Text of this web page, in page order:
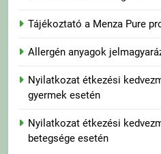
Tájékoztató a Menza Pure
Allergén anyagok
Nyilatkozat étkezési
gyermek esetén
Nyilatkozat étkezési
betegsége esetén